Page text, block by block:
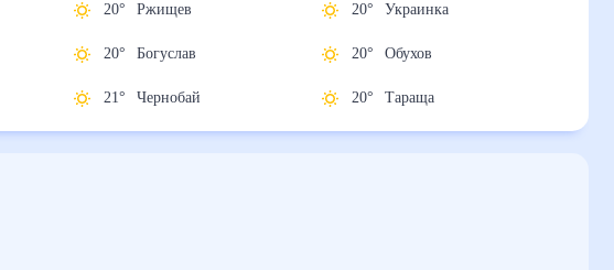
20° Ржищев
20° Богуслав
21° Чернобай
20° Украинка
20° Обухов
20° Тараща